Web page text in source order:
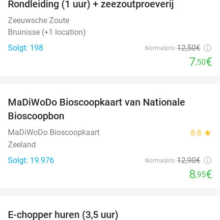
Rondleiding (1 uur) + zeezoutproeverij
Zeeuwsche Zoute
Bruinisse (+1 location)
Solgt: 198
Normalpris 12,50€
7,50€
MaDiWoDo Bioscoopkaart van Nationale
Bioscoopbon
MaDiWoDo Bioscoopkaart 8.8 star
Zeeland
Solgt: 19.976
Normalpris 12,90€
8,95€
E-chopper huren (3,5 uur)